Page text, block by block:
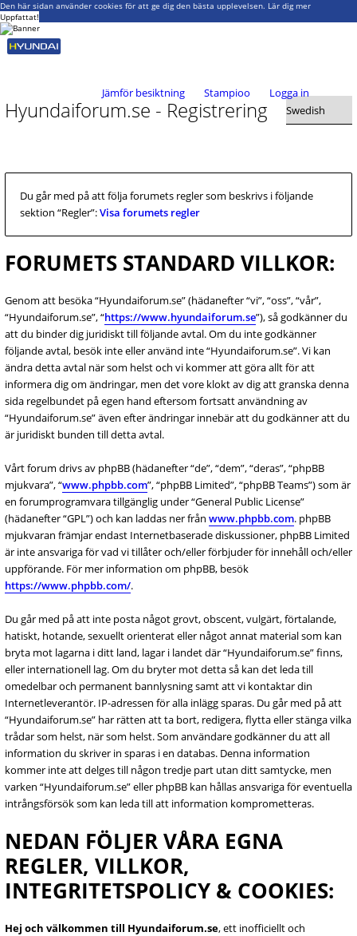
Den här sidan använder cookies för att ge dig den bästa upplevelsen. Lär dig mer
Uppfattat!
Jämför besiktning Stampioo Logga in
Hyundaiforum.se - Registrering
Du går med på att följa forumets regler som beskrivs i följande
sektion “Regler”:Visa forumets regler
FORUMETS STANDARD VILLKOR:
Genom att besöka “Hyundaiforum.se” (hädanefter “vi”, “oss”, “vår”,
“Hyundaiforum.se”, “https://www.hyundaiforum.se”), så godkänner du
att du binder dig juridiskt till följande avtal. Om du inte godkänner
följande avtal, besök inte eller använd inte “Hyundaiforum.se”. Vi kan
ändra detta avtal när som helst och vi kommer att göra allt för att
informera dig om ändringar, men det vore klokt av dig att granska denna
sida regelbundet på egen hand eftersom fortsatt användning av
“Hyundaiforum.se” även efter ändringar innebär att du godkänner att du
är juridiskt bunden till detta avtal.
Vårt forum drivs av phpBB (hädanefter “de”, “dem”, “deras”, “phpBB
mjukvara”, “www.phpbb.com”, “phpBB Limited”, “phpBB Teams”) som är
en forumprogramvara tillgänglig under “General Public License”
(hädanefter “GPL”) och kan laddas ner från www.phpbb.com. phpBB
mjukvaran främjar endast Internetbaserade diskussioner, phpBB Limited
är inte ansvariga för vad vi tillåter och/eller förbjuder för innehåll och/eller
uppförande. För mer information om phpBB, besök
https://www.phpbb.com/.
Du går med på att inte posta något grovt, obscent, vulgärt, förtalande,
hatiskt, hotande, sexuellt orienterat eller något annat material som kan
bryta mot lagarna i ditt land, lagar i landet där “Hyundaiforum.se” finns,
eller internationell lag. Om du bryter mot detta så kan det leda till
omedelbar och permanent bannlysning samt att vi kontaktar din
Internetleverantör. IP-adressen för alla inlägg sparas. Du går med på att
“Hyundaiforum.se” har rätten att ta bort, redigera, flytta eller stänga vilka
trådar som helst, när som helst. Som användare godkänner du att all
information du skriver in sparas i en databas. Denna information
kommer inte att delges till någon tredje part utan ditt samtycke, men
varken “Hyundaiforum.se” eller phpBB kan hållas ansvariga för eventuella
intrångsförsök som kan leda till att information komprometteras.
NEDAN FÖLJER VÅRA EGNA
REGLER, VILLKOR,
INTEGRITETSPOLICY & COOKIES:
Hej och välkommen till Hyundaiforum.se, ett inofficiellt och